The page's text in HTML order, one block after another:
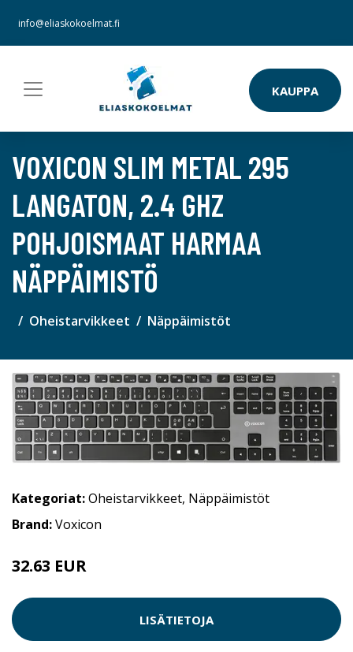
info@eliaskokoelmat.fi
KAUPPA
VOXICON SLIM METAL 295
LANGATON, 2.4 GHZ
POHJOISMAAT HARMAA
NÄPPÄIMISTÖ
Oheistarvikkeet Näppäimistöt
Kategoriat:Oheistarvikkeet, Näppäimistöt
Brand:Voxicon
32.63 EUR
LISÄTIETOJA